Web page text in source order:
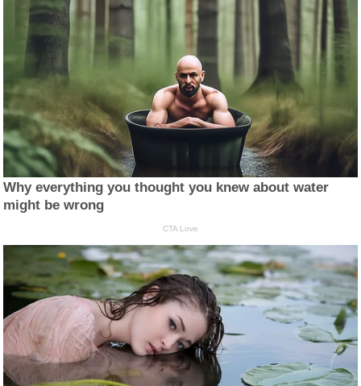
Why everything you thought you knew about water
might be wrong
CTA Love